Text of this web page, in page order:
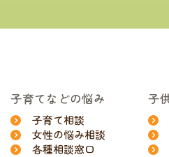
子育てなどの悩み
子育て相談
女性の悩み相談
各種相談窓口
子